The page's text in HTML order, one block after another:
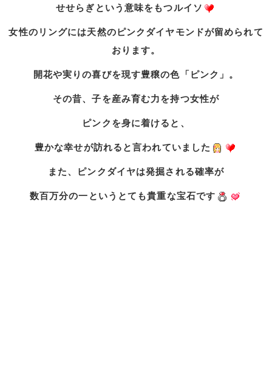
せせらぎという意味をもつルイソ
女性のリングには天然のピンクダイヤモンドが留められて
おります。
開花や実りの喜びを現す豊穣の色「ピンク」。
その昔、子を産み育む力を持つ女性が
ピンクを身に着けると、
豊かな幸せが訪れると言われていました
また、ピンクダイヤは発掘される確率が
数百万分の一というとても貴重な宝石です